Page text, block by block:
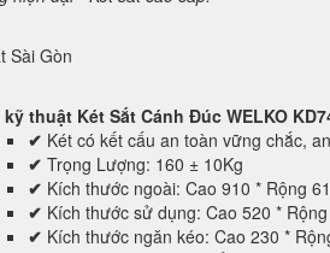
thuật Két Sắt Cánh Đúc WELKO
✔ Két có kết cấu an toàn vững chắc,
✔ Trọng Lượng: 160 ± 10Kg
✔ Kích thước ngoài: Cao 910 * Rộng
✔ Kích thước sử dụng: Cao 520 *
✔ Kích thước ngăn kéo: Cao 230 *